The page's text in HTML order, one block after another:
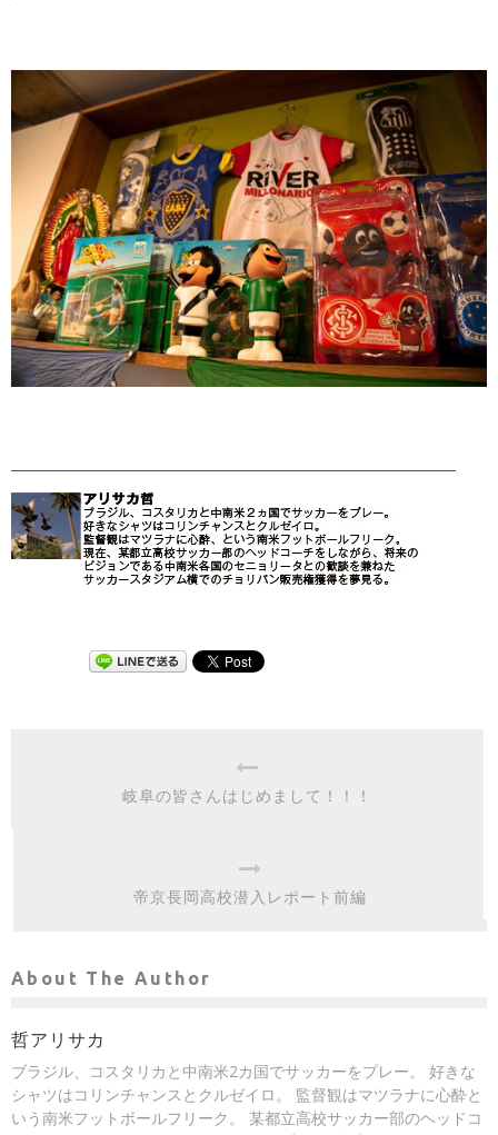
岐阜の皆さんはじめまして！！！
帝京長岡高校潜入レポート前編
About The Author
哲アリサカ
ブラジル、コスタリカと中南米2カ国でサッカーをプレー。 好きな
シャツはコリンチャンスとクルゼイロ。 監督観はマツラナに心酔と
いう南米フットボールフリーク。 某都立高校サッカー部のヘッドコ